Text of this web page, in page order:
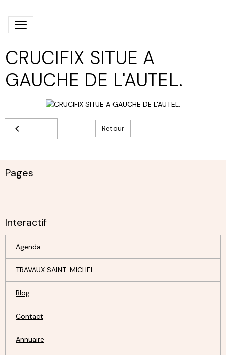
CRUCIFIX SITUE A
GAUCHE DE L'AUTEL.
Retour
Pages
Interactif
Agenda
TRAVAUX SAINT-MICHEL
Blog
Contact
Annuaire